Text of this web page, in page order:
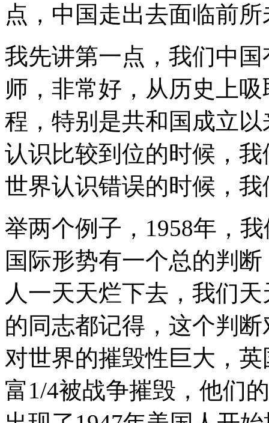
点，中国走出去面临前
我先讲第一点，我们中
师，非常好，从历史上
程，特别是共和国成立
认识比较到位的时候，
世界认识错误的时候，
举两个例子，1958年，
国际形势有一个总的判
人一天天烂下去，我们
的同志都记得，这个判
对世界的摧毁性巨大，
富1/4被战争摧毁，他们的